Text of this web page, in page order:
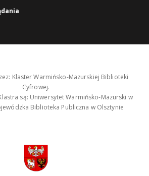
Klaster Warmińsko-Mazurskiej Biblioteki
Cyfrowej.
są: Uniwersytet Warmińsko-Mazurski w
Biblioteka Publiczna w Olsztynie